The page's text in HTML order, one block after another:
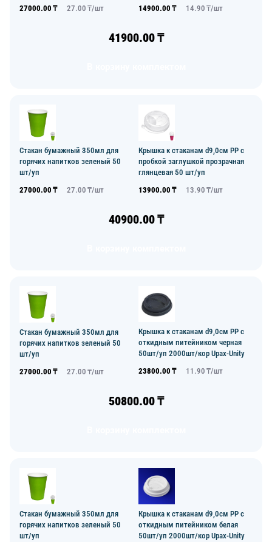
27000.00 ₸ 27.00 ₸/шт
14900.00 ₸ 14.90 ₸/шт
41900.00₸
Стакан бумажный 350мл для
горячих напитков зеленый 50
шт/уп
27000.00 ₸ 27.00 ₸/шт
Крышка к стаканам d9,0см PP с
пробкой заглушкой прозрачная
глянцевая 50 шт/уп
13900.00 ₸ 13.90 ₸/шт
40900.00₸
Стакан бумажный 350мл для
горячих напитков зеленый 50
шт/уп
27000.00 ₸ 27.00 ₸/шт
Крышка к стаканам d9,0см PP с
откидным питейником черная
50шт/уп 2000шт/кор Upax-Unity
23800.00 ₸ 11.90 ₸/шт
50800.00₸
Стакан бумажный 350мл для
горячих напитков зеленый 50
шт/уп
Крышка к стаканам d9,0см PP с
откидным питейником белая
50шт/уп 2000шт/кор Upax-Unity